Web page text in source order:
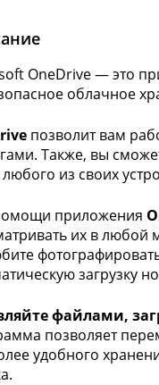
OneDrive — это
облачное
позволит вам
Также, вы
из своих
приложения
их в любой
загрузку
файлами,
позволяет
удобного